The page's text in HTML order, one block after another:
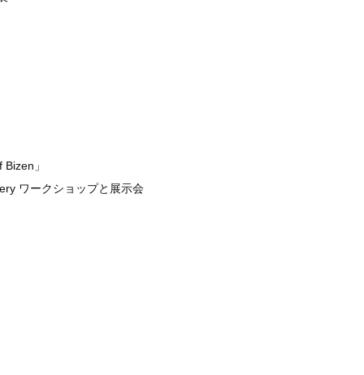
」
ワークショップと展示会